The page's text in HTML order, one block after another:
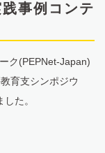
事例コンテ
ク(PEPNet-Japan)
育支シンポジウ
た。